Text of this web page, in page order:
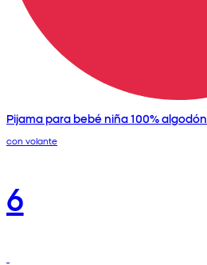
Pijama para bebé niña 100% algodón
con volante
6